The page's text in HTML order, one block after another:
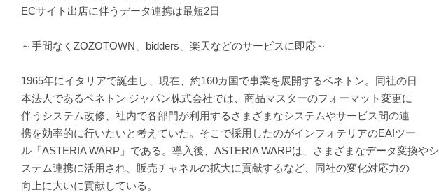
ECサイト出店に伴うデータ連携は最短2日
～手間なくZOZOTOWN、bidders、楽天などのサービスに即応～
1965年にイタリアで誕生し、現在、約160カ国で事業を展開するベネトン。同社の日
本法人であるベネトン ジャパン株式会社では、商品マスターのフォーマット変更に
伴うシステム改修、社内で各部門が利用するさまざまなシステムやサービス間の連
携を効率的に行いたいと考えていた。そこで採用したのがインフォテリアのEAIツー
ル「ASTERIA WARP」である。導入後、ASTERIA WARPは、さまざまなデータ変換やシ
ステム連携に活用され、販売チャネルの拡大に貢献するなど、同社の変化対応力の
向上に大いに貢献している。